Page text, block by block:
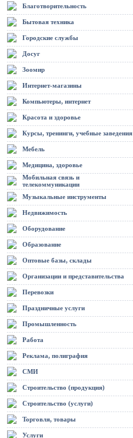
Благотворительность
Бытовая техника
Городские службы
Досуг
Зоомир
Интернет-магазины
Компьютеры, интернет
Красота и здоровье
Курсы, тренинги, учебные заведения
Мебель
Медицина, здоровье
Мобильная связь и
телекоммуникации
Музыкальные инструменты
Недвижимость
Оборудование
Образование
Оптовые базы, склады
Организации и представительства
Перевозки
Праздничные услуги
Промышленность
Работа
Реклама, полиграфия
СМИ
Строительство (продукция)
Строительство (услуги)
Торговля, товары
Услуги